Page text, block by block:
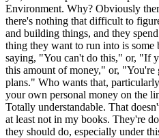
Environment. Why? Obviously
there's nothing that difficult to
and building things, and they
thing they want to run into is some
saying, "You can't do this," or, "If
this amount of money," or, "You're
plans." Who wants that,
your own personal money on the
Totally understandable. That
at least not in my books. They're
they should do, especially under